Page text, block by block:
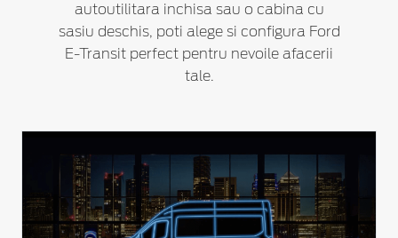
autoutilitara inchisa sau o cabina cu
sasiu deschis, poti alege si configura Ford
E-Transit perfect pentru nevoile afacerii
tale.